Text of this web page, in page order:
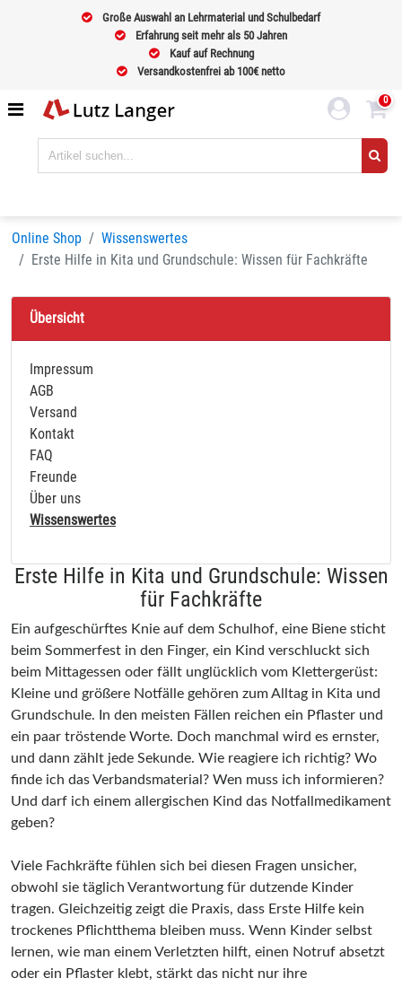
Große Auswahl an Lehrmaterial und Schulbedarf
Erfahrung seit mehr als 50 Jahren
Kauf auf Rechnung
Versandkostenfrei ab 100€ netto
0
Online Shop
Wissenswertes
Erste Hilfe in Kita und Grundschule: Wissen für Fachkräfte
Übersicht
Impressum
AGB
Versand
Kontakt
FAQ
Freunde
Über uns
Wissenswertes
Erste Hilfe in Kita und Grundschule: Wissen
für Fachkräfte
Ein aufgeschürftes Knie auf dem Schulhof, eine Biene sticht
beim Sommerfest in den Finger, ein Kind verschluckt sich
beim Mittagessen oder fällt unglücklich vom Klettergerüst:
Kleine und größere Notfälle gehören zum Alltag in Kita und
Grundschule. In den meisten Fällen reichen ein Pflaster und
ein paar tröstende Worte. Doch manchmal wird es ernster,
und dann zählt jede Sekunde. Wie reagiere ich richtig? Wo
finde ich das Verbandsmaterial? Wen muss ich informieren?
Und darf ich einem allergischen Kind das Notfallmedikament
geben?
Viele Fachkräfte fühlen sich bei diesen Fragen unsicher,
obwohl sie täglich Verantwortung für dutzende Kinder
tragen. Gleichzeitig zeigt die Praxis, dass Erste Hilfe kein
trockenes Pflichtthema bleiben muss. Wenn Kinder selbst
lernen, wie man einem Verletzten hilft, einen Notruf absetzt
oder ein Pflaster klebt, stärkt das nicht nur ihre